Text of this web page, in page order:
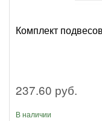
Комплект
237.60 руб.
В наличии